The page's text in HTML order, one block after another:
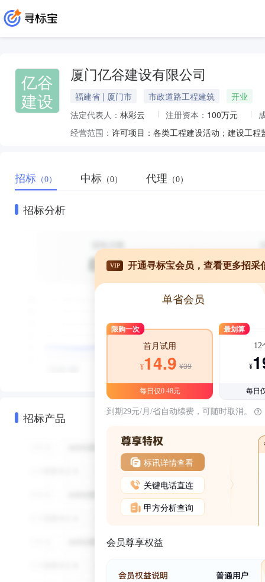
亿谷
建设
厦门亿谷建设有限公司
福建省 | 厦门市 市政道路工程建筑
开业
法定代表人： 林彩云 注册资本： 100万元
经营范围：
招标 （0） 中标 （0） 代理 （0）
招标分析
招标产品
VIP 开通寻标宝会员，查看更多招采
单省会员
限购一次
首月试用
¥14.9 ¥39
每日仅0.48元
最划算
12
¥
每日
到期29元/月/省自动续费，可随时取消。
标讯详情查看
关键电话直连
甲方分析查询
会员尊享权益